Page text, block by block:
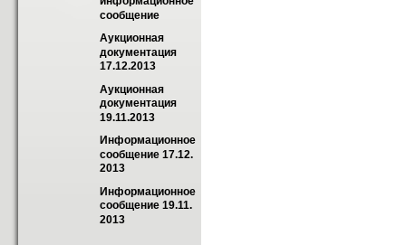
сообщение
Аукционная
документация
17.12.2013
Аукционная
документация
19.11.2013
Информационное
сообщение 17.12.
2013
Информационное
сообщение 19.11.
2013